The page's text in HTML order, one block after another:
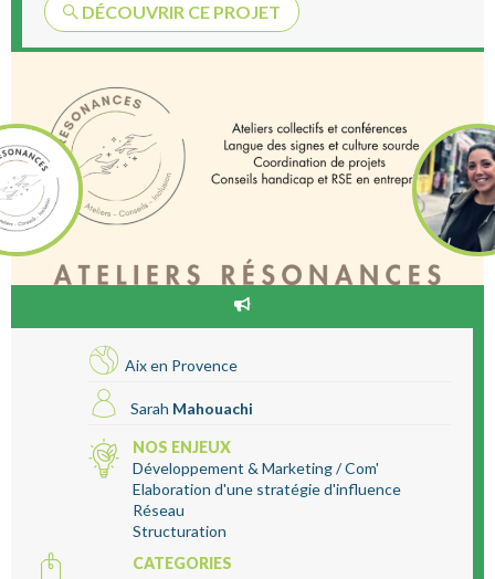
DÉCOUVRIR CE PROJET
Aix en Provence
Sarah Mahouachi
NOS ENJEUX
Développement & Marketing / Com'
Elaboration d'une stratégie d'influence
Réseau
Structuration
CATEGORIES